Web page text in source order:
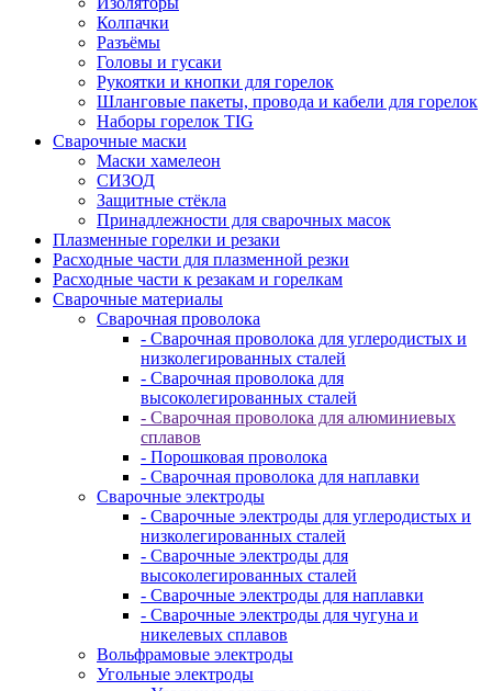
Колпачки
Разъёмы
Головы и гусаки
Рукоятки и кнопки для горелок
Шланговые пакеты, провода и кабели для горелок
Наборы горелок TIG
Сварочные маски
Маски хамелеон
СИЗОД
Защитные стёкла
Принадлежности для сварочных масок
Плазменные горелки и резаки
Расходные части для плазменной резки
Расходные части к резакам и горелкам
Сварочные материалы
Сварочная проволока
- Сварочная проволока для углеродистых и
низколегированных сталей
- Сварочная проволока для
высоколегированных сталей
- Сварочная проволока для алюминиевых
сплавов
- Порошковая проволока
- Сварочная проволока для наплавки
Сварочные электроды
- Сварочные электроды для углеродистых и
низколегированных сталей
- Сварочные электроды для
высоколегированных сталей
- Сварочные электроды для наплавки
- Сварочные электроды для чугуна и
никелевых сплавов
Вольфрамовые электроды
Угольные электроды